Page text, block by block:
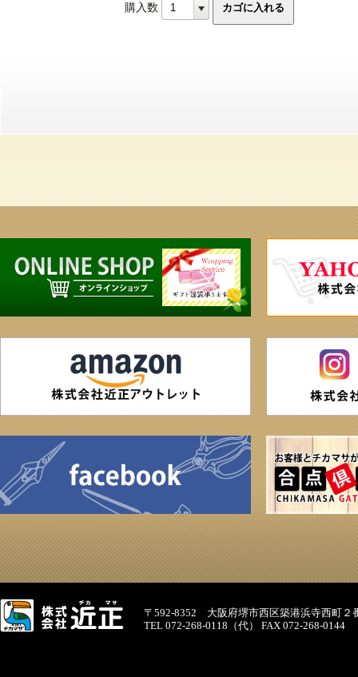
購入数
〒592-8352 大阪府堺市西区築港浜寺西町２
TEL 072-268-0118（代） FAX 072-268-0144